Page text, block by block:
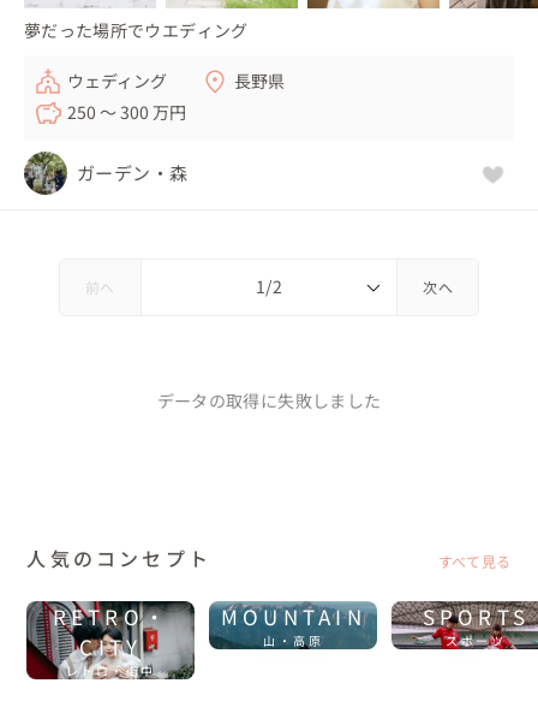
夢だった場所でウエディング
ウェディング
長野県
250 〜 300 万円
ガーデン・森
前へ 次へ
データの取得に失敗しました
人気のコンセプト すべて見る
RETRO・
CITY
レトロ・街中
MOUNTAIN
山・高原
SPORTS
スポーツ